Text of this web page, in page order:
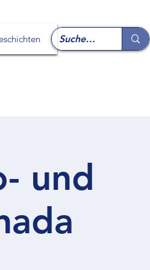
und